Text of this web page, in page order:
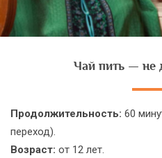
Чай пить — не
Продолжительность: 60
переход).
Возраст: от 12 лет.